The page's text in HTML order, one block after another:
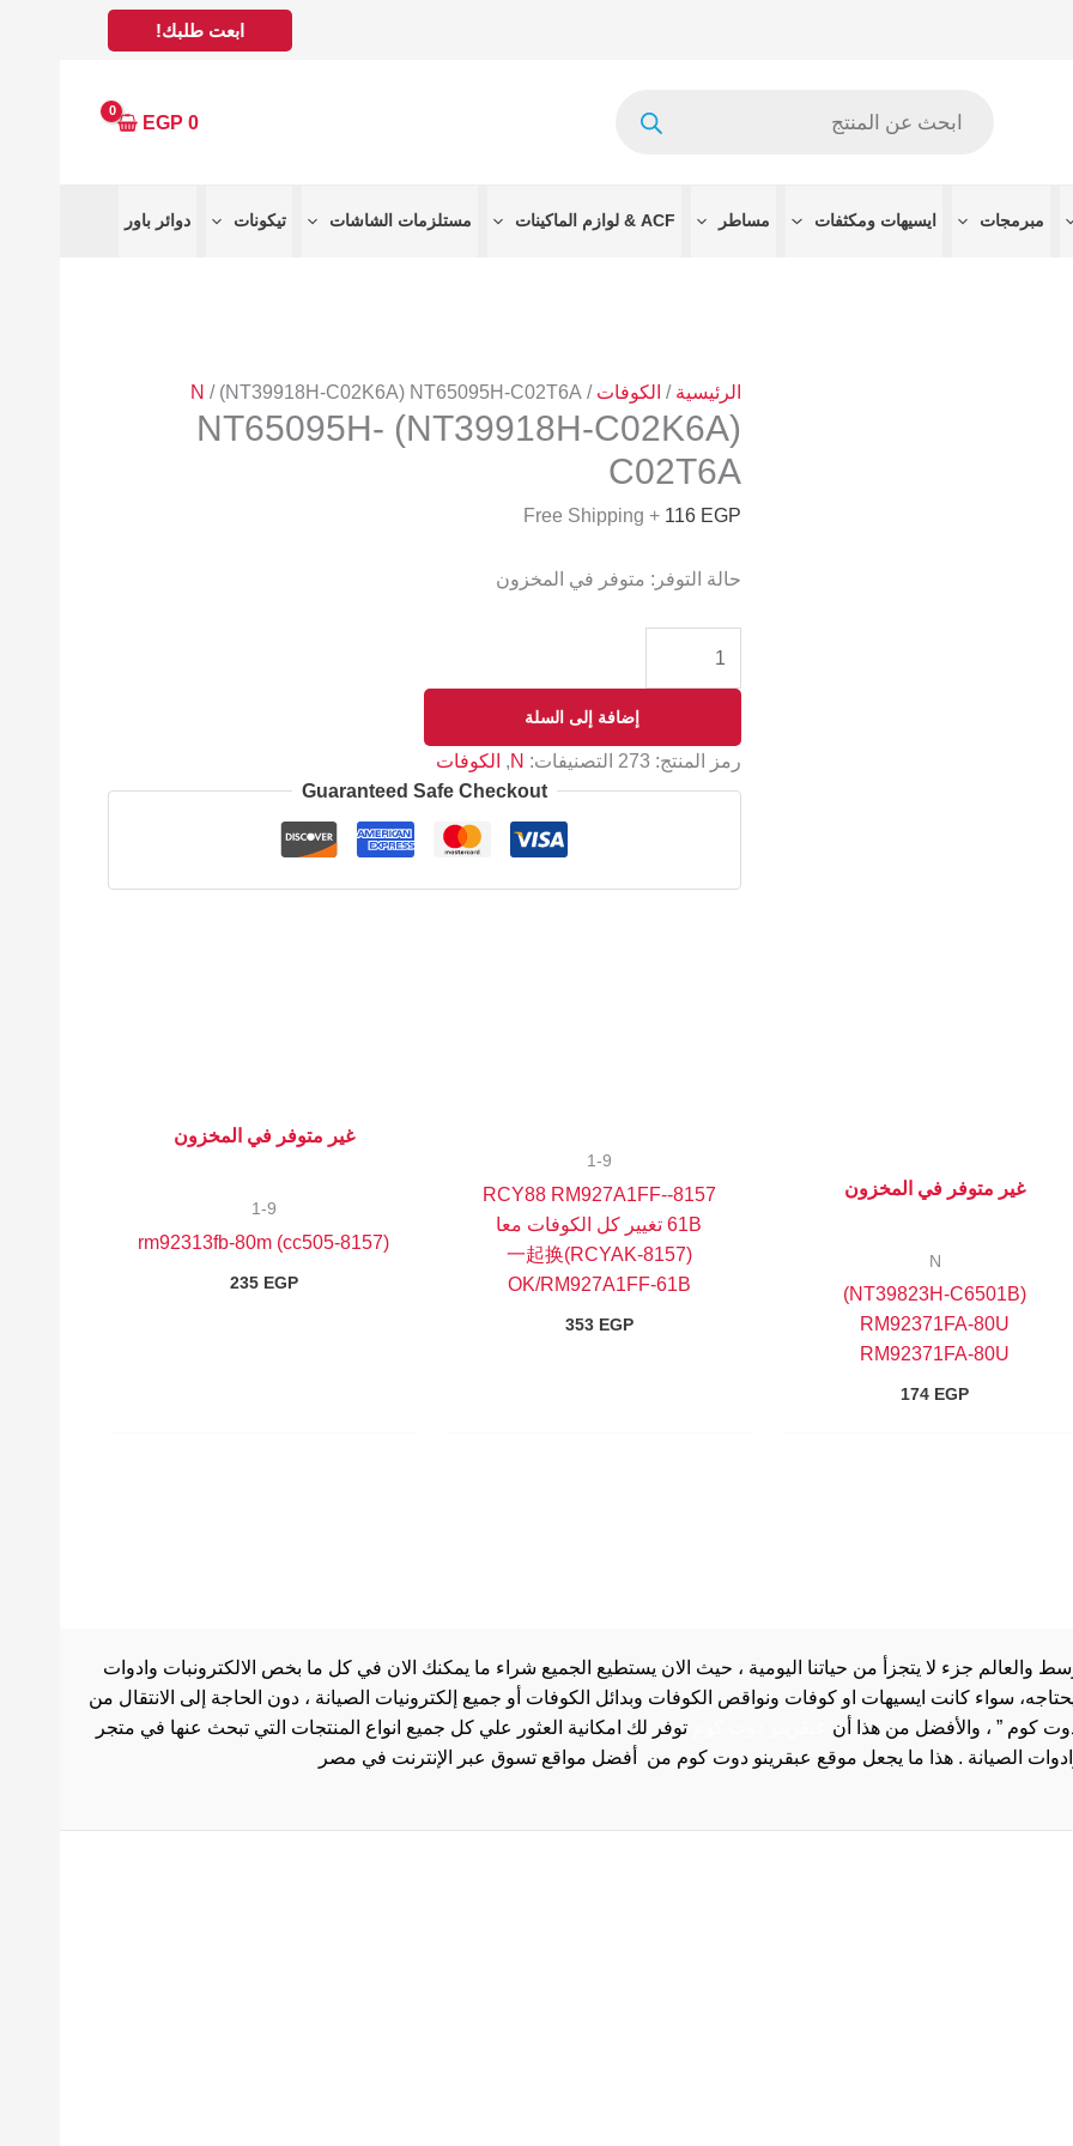
ابعت طلبك!
0
EGP
مبرمجات ايسيهات ومكثفات مساطر ACF & لوازم الماكينات مستلزمات الشاشات تيكونات دوائر باور
الرئيسية / الكوفات /
N / (NT39918H-C02K6A) NT65095H-C02T6A
(NT39918H-C02K6A) NT65095H-
C02T6A
116 EGP
+ Free Shipping
حالة التوفر: متوفر في المخزون
إضافة إلى السلة
رمز المنتج: 273 التصنيفات: N
, الكوفات
Guaranteed Safe Checkout
غير متوفر في المخزون
N
(NT39823H-C6501B)
RM92371FA-80U
RM92371FA-80U
174 EGP
1-9
8157-RCY88 RM927A1FF-
61B تغيير كل الكوفات معا
(RCYAK-8157)一起换
OK/RM927A1FF-61B
353 EGP
غير متوفر في المخزون
1-9
(8157-cc505) rm92313fb-80m
235 EGP
جزء لا يتجزأ من حياتنا اليومية ، حيث الان يستطيع الجميع شراء ما يمكنك الان في كل ما بخص الالكترونبات وادوات
سواء كانت ايسيهات او كوفات ونواقص الكوفات وبدائل الكوفات أو جميع إلكترونيات الصيانة ، دون الحاجة إلى الانتقال من
كوم ” ، والأفضل من هذا أن
توفر لك امكانية العثور علي كل جميع انواع المنتجات التي تبحث عنها في متجر